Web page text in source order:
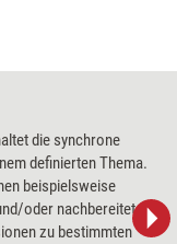
die synchrone
definierten Thema.
beispielsweise
oder nachbereitet
zu bestimmten